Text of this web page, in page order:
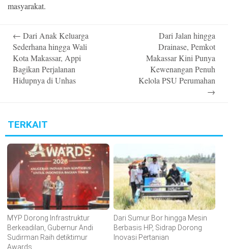
masyarakat.
navigation
← Dari Anak Keluarga
Sederhana hingga Wali
Kota Makassar, Appi
Bagikan Perjalanan
Hidupnya di Unhas
Dari Jalan hingga
Drainase, Pemkot
Makassar Kini Punya
Kewenangan Penuh
Kelola PSU Perumahan
→
TERKAIT
MYP Dorong Infrastruktur
Berkeadilan, Gubernur Andi
Sudirman Raih detiktimur
Awards
Dari Sumur Bor hingga Mesin
Berbasis HP, Sidrap Dorong
Inovasi Pertanian